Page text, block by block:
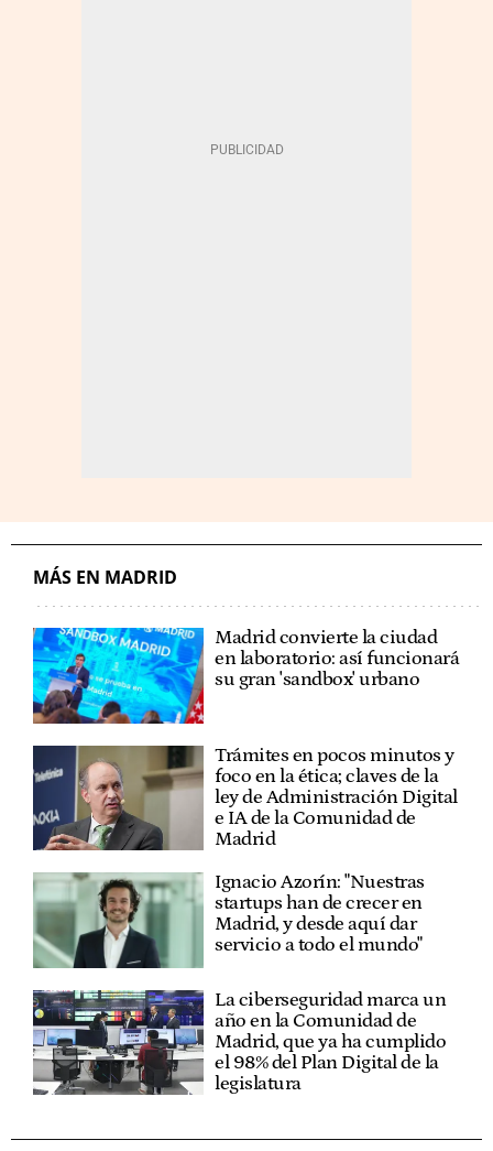
MÁS EN MADRID
Madrid convierte la ciudad
en laboratorio: así funcionará
su gran 'sandbox' urbano
Trámites en pocos minutos y
foco en la ética; claves de la
ley de Administración Digital
e IA de la Comunidad de
Madrid
Ignacio Azorín: "Nuestras
startups han de crecer en
Madrid, y desde aquí dar
servicio a todo el mundo"
La ciberseguridad marca un
año en la Comunidad de
Madrid, que ya ha cumplido
el 98% del Plan Digital de la
legislatura